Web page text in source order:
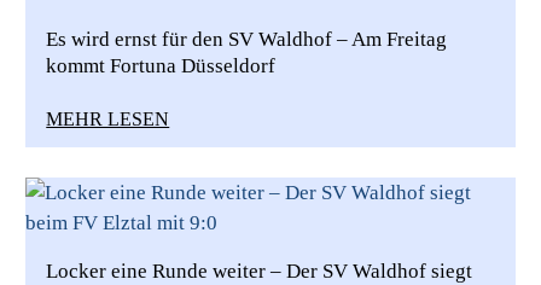
Es wird ernst für den SV Waldhof – Am Freitag
kommt Fortuna Düsseldorf
MEHR LESEN
Locker eine Runde weiter – Der SV Waldhof siegt